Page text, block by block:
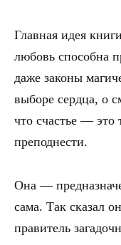
Главная идея
любовь способна
даже законы
выборе сердца, о
что счастье — это
преподнести.
Она —
сама. Так сказал
правитель